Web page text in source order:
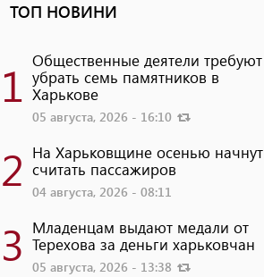
ТОП НОВИНИ
1 Общественные деятели требуют
убрать семь памятников в
Харькове
05 августа, 2026 - 16:10
2 На Харьковщине осенью начнут
считать пассажиров
04 августа, 2026 - 08:11
3 Младенцам выдают медали от
Терехова за деньги харьковчан
05 августа, 2026 - 13:38